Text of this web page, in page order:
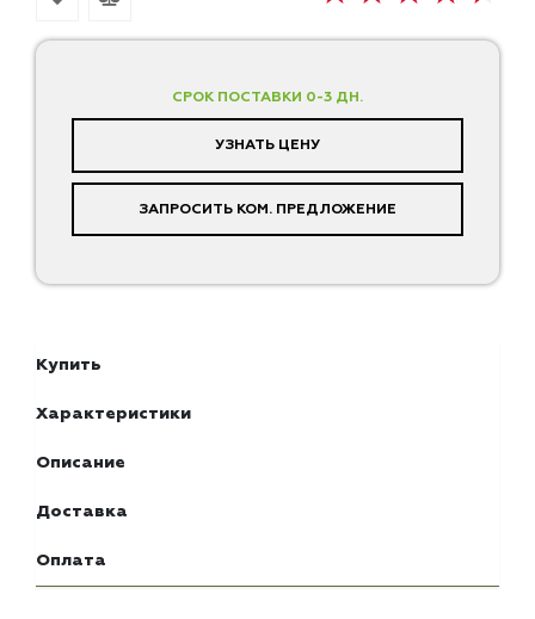
СРОК ПОСТАВКИ 0-3 ДН.
УЗНАТЬ ЦЕНУ
ЗАПРОСИТЬ КОМ. ПРЕДЛОЖЕНИЕ
Купить
Характеристики
Описание
Доставка
Оплата